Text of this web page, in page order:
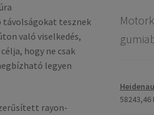
távolságokat tesznek
való viselkedés,
hogy ne csak
legyen
rayon-
58243,46